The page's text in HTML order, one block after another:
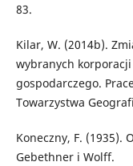
83.
Kilar, W. (2014b).
wybranych
gospodarczego.
Towarzystwa
Koneczny, F. (1935).
Gebethner i Wolff.